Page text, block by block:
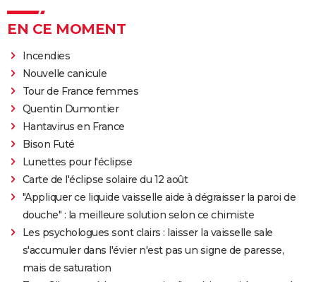
EN CE MOMENT
Incendies
Nouvelle canicule
Tour de France femmes
Quentin Dumontier
Hantavirus en France
Bison Futé
Lunettes pour l'éclipse
Carte de l'éclipse solaire du 12 août
"Appliquer ce liquide vaisselle aide à dégraisser la paroi de
douche" : la meilleure solution selon ce chimiste
Les psychologues sont clairs : laisser la vaisselle sale
s'accumuler dans l'évier n'est pas un signe de paresse,
mais de saturation